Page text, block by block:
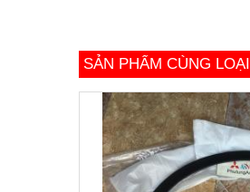
SẢN PHẨM CÙNG LOẠI